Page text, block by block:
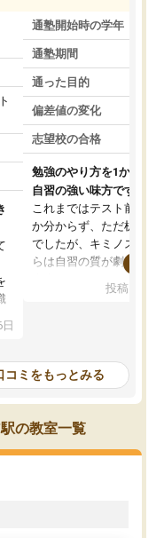
通塾開始時の学年
通塾期間
通った目的
偏差値の変化
志望校の合格
勉強のやり方を1から教
自習の強い味方です。
これまではテスト前に何
か分からず、ただ机に座
でしたが、キミノスクー
らは自習の質が劇的に変
を明確にしてくれるの
の仕方をコーチングして
ルなので、家での学習習
身につきました。結果と
た英語の偏差値が10以上
していた公立高校に無事
た。自分から学ぶ姿勢を
投稿日：
コミをもっとみる
の教室一覧